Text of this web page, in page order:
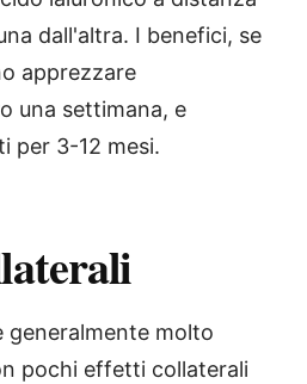
dall'altra. I benefici, se
apprezzare
una settimana, e
per 3-12 mesi.
generalmente molto
pochi effetti collaterali